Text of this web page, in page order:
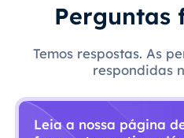
Perguntas
Temos respostas. As
respondidas
Leia a nossa página